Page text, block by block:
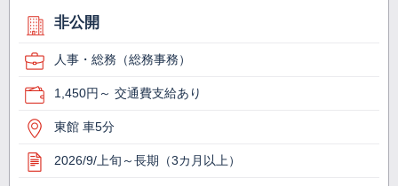
非公開
人事・総務（総務事務）
1,450円～ 交通費支給あり
東館 車5分
2026/9/上旬～長期（3カ月以上）